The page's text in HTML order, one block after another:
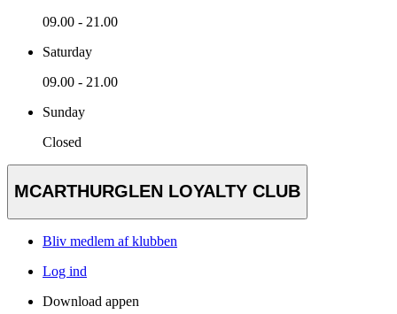
09.00 - 21.00
Saturday
09.00 - 21.00
Sunday
Closed
MCARTHURGLEN LOYALTY CLUB
Bliv medlem af klubben
Log ind
Download appen